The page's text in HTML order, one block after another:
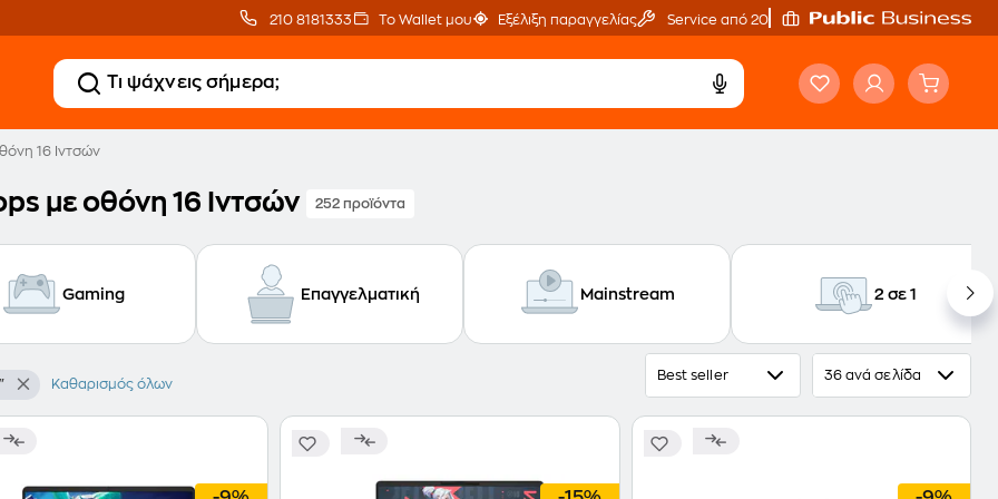
210 8181333 Το Wallet μου Εξέλιξη παραγγελίας Service από 20'
16 Ιντσών
με οθόνη 16 Ιντσών 252 προϊόντα
Gaming Επαγγελματική Mainstream 2 σε 1
Καθαρισμός όλων
Best seller 36 ανά σελίδα